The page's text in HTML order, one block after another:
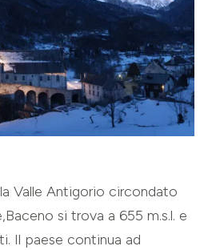
Valle Antigorio circondato
si trova a 655 m.s.l. e
Il paese continua ad